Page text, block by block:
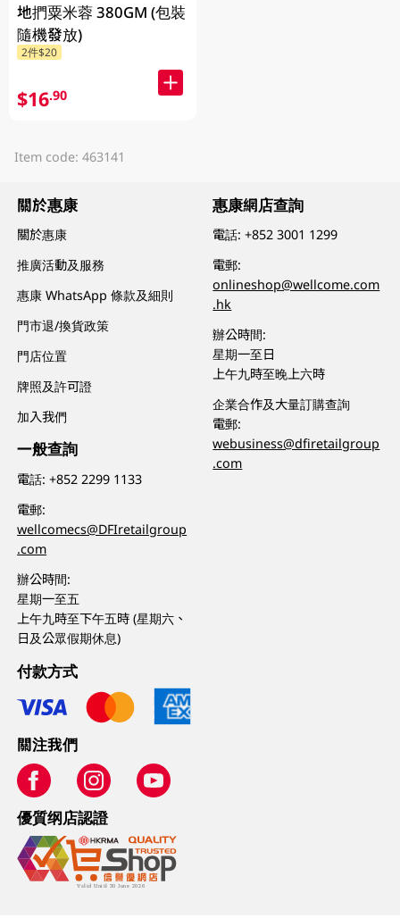
地捫粟米蓉 380GM (包裝
隨機發放)
2件$20
$16.90
Item code: 463141
關於惠康
關於惠康
推廣活動及服務
惠康 WhatsApp 條款及細則
門市退/換貨政策
門店位置
牌照及許可證
加入我們
一般查詢
電話:+852 2299 1133
電郵:
wellcomecs@DFIretailgroup
.com
辦公時間:
星期一至五
上午九時至下午五時 (星期六、
日及公眾假期休息)
惠康網店查詢
電話:+852 3001 1299
電郵:
onlineshop@wellcome.com
.hk
辦公時間:
星期一至日
上午九時至晚上六時
企業合作及大量訂購查詢
電郵:
webusiness@dfiretailgroup
.com
付款方式
關注我們
優質纲店認證